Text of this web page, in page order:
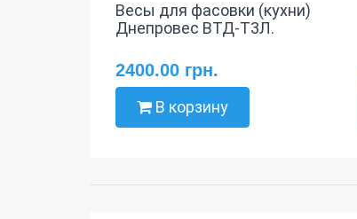
Весы для фасовки (кухни)
Днепровес ВТД-Т3Л.
2400.00 грн.
В корзину